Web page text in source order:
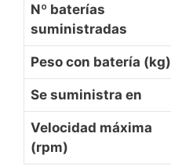
Nº baterías
suministradas
Peso con batería (kg)
Se suministra en
Velocidad máxima
(rpm)